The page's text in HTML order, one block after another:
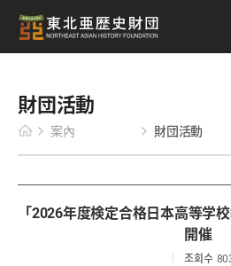
財団活動
案內 財団活動
「2026年度検定合格日本高等学
開催
조회수